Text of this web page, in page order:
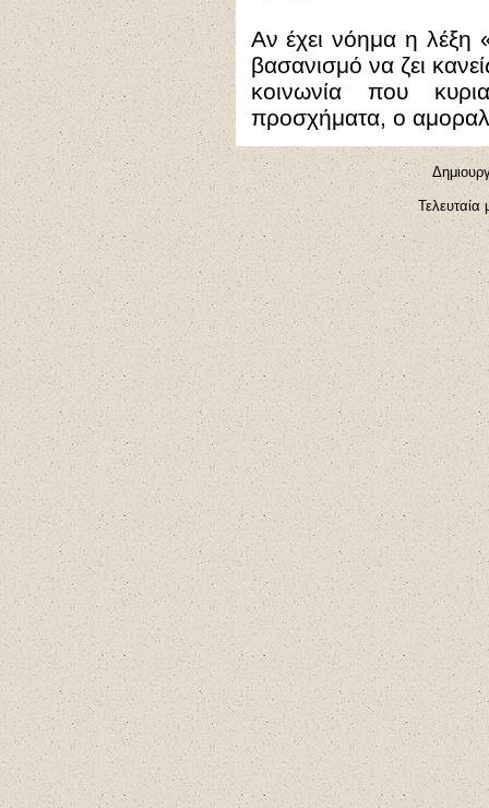
Αν έχει νόημα η λέξη
βασανισμό να ζει
κοινωνία που
προσχήματα, ο